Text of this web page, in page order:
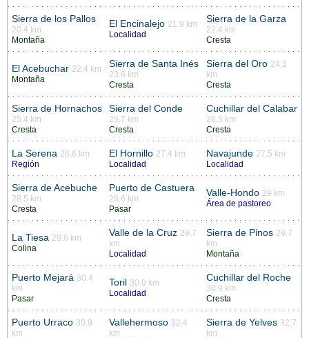
Sierra de los Pallos
20.4 km
Montaña
El Encinalejo 21.9 km
Localidad
Sierra de la Garza
22.4 km
Cresta
El Acebuchar 22.4 km
Montaña
Sierra de Santa Inés
23.6 km
Cresta
Sierra del Oro 24.3
km
Cresta
Sierra de Hornachos
25.4 km
Cresta
Sierra del Conde
25.7 km
Cresta
Cuchillar del Calabar
26.5 km
Cresta
La Serena 26.6 km
Región
El Hornillo 27.4 km
Localidad
Navajunde 27.5 km
Localidad
Sierra de Acebuche
28.5 km
Cresta
Puerto de Castuera
28.6 km
Pasar
Valle-Hondo 29 km
Área de pastoreo
La Tiesa 29.6 km
Colina
Valle de la Cruz 29.7
km
Localidad
Sierra de Pinos 29.7
km
Montaña
Puerto Mejará 30.4
km
Pasar
Toril
30.9 km
Localidad
Cuchillar del Roche
30.9 km
Cresta
Puerto Urraco 30.9
km
Vallehermoso 32.4
km
Sierra de Yelves 32.7
km